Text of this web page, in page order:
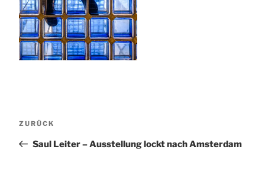
Vorheriger
ZURÜCK
Saul Leiter – Ausstellung lockt nach Amsterdam